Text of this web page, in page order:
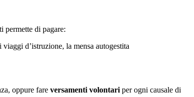
permette di pagare:
d’istruzione, la mensa autogestita
oppure fare versamenti volontari per ogni causale di